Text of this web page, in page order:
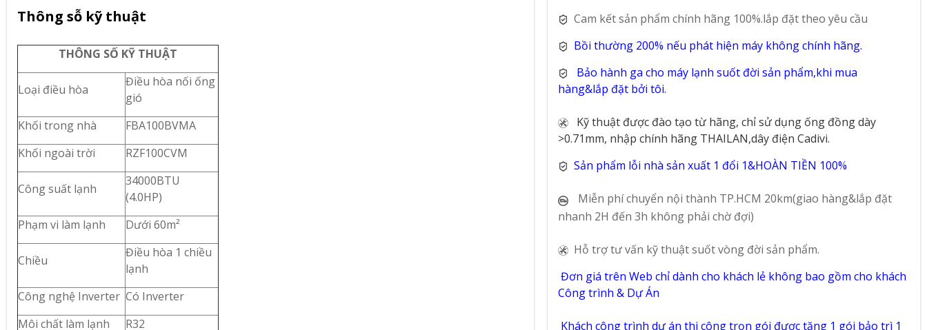
Thông sỗ kỹ thuật
THÔNG SỐ KỸ THUẬT
Loại điều hòa
Điều hòa nối ống
gió
Khối trong nhà
FBA100BVMA
Khối ngoài trời
RZF100CVM
Công suất lạnh
34000BTU
(4.0HP)
Phạm vi làm lạnh
Dưới 60m²
Chiều
Điều hòa 1 chiều
lạnh
Công nghệ Inverter Có Inverter
Môi chất làm lạnh
R32
Cam kết sản phẩm chính hãng 100%.lắp đặt theo yêu cầu
Bồi thường 200% nếu phát hiện máy không chính hãng.
Bảo hành ga cho máy lạnh suốt đời sản phẩm,khi mua
hàng&lắp đặt bởi tôi.
Kỹ thuật được đào tạo từ hãng, chỉ sử dụng ống đồng dày
>0.71mm, nhập chính hãng THAILAN,dây điện Cadivi.
Sản phẩm lỗi nhà sản xuất 1 đổi 1&HOÀN TIỀN 100%
Miễn phí chuyển nội thành TP.HCM 20km(giao hàng&lắp đặt
nhanh 2H đến 3h không phải chờ đợi)
Hỗ trợ tư vấn kỹ thuật suốt vòng đời sản phẩm.
Đơn giá trên Web chỉ dành cho khách lẻ không bao gồm cho khách
Công trình & Dự Án
Khách công trình dự án thi công trọn gói được tặng 1 gói bảo trì 1